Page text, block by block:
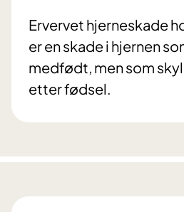
Ervervet hjerneskade
er en skade i hjernen
medfødt, men som
etter fødsel.